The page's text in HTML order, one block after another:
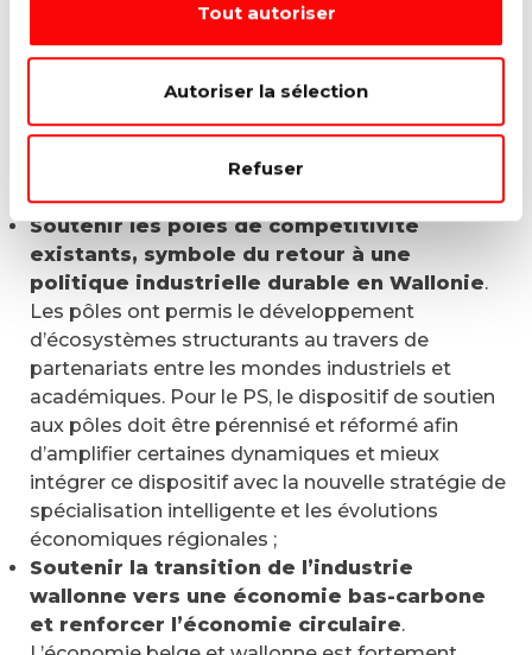
Tout autoriser
Autoriser la sélection
Refuser
cadre permettant de développer l’industrie :
développement des compétences en lien avec les
besoins des entreprises, renforcement de
d’innovation, renforcement des synergies entre
les différents acteurs et philosophie d’évaluation
continue des politiques publiques ;
Soutenir les pôles de compétitivité
existants, symbole du retour à une
politique industrielle durable en Wallonie.
Les pôles ont permis le développement
d’écosystèmes structurants au travers de
partenariats entre les mondes industriels et
académiques. Pour le PS, le dispositif de soutien
aux pôles doit être pérennisé et réformé afin
d’amplifier certaines dynamiques et mieux
intégrer ce dispositif avec la nouvelle stratégie de
spécialisation intelligente et les évolutions
économiques régionales ;
Soutenir la transition de l’industrie
wallonne vers une économie bas-carbone
et renforcer l’économie circulaire.